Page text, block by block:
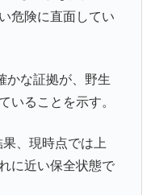
危険に直面してい
な証拠が、野生
いることを示す。
、現時点では上
に近い保全状態で